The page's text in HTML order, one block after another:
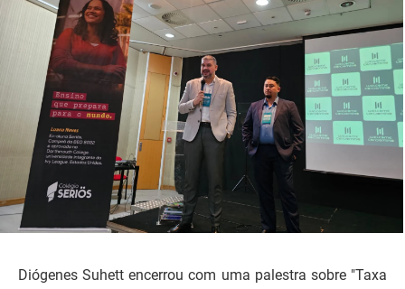
Diógenes Suhett encerrou com uma palestra sobre "Taxa